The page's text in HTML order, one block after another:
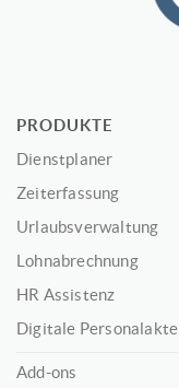
PRODUKTE
Dienstplaner
Zeiterfassung
Urlaubsverwaltung
Lohnabrechnung
HR Assistenz
Digitale Personalakte
Add-ons